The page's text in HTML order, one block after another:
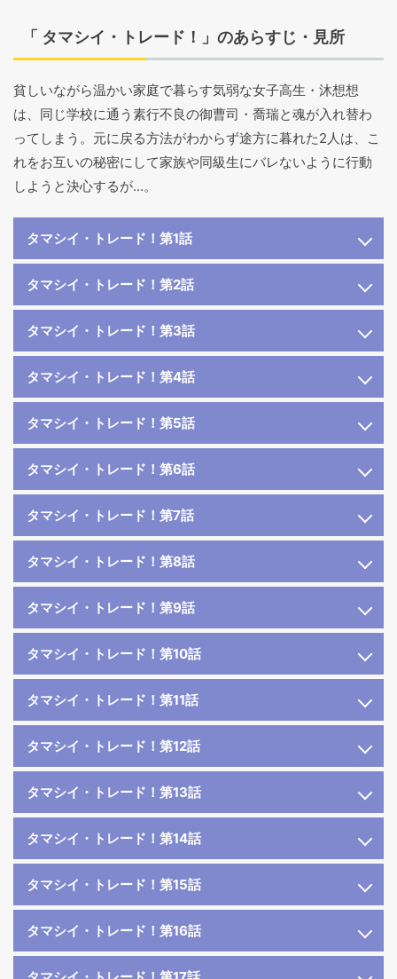
「 タマシイ・トレード！」のあらすじ・見所
貧しいながら温かい家庭で暮らす気弱な女子高生・沐想想
は、同じ学校に通う素行不良の御曹司・喬瑞と魂が入れ替わ
ってしまう。元に戻る方法がわからず途方に暮れた2人は、こ
れをお互いの秘密にして家族や同級生にバレないように行動
しようと決心するが…。
タマシイ・トレード！第1話
タマシイ・トレード！第2話
タマシイ・トレード！第3話
タマシイ・トレード！第4話
タマシイ・トレード！第5話
タマシイ・トレード！第6話
タマシイ・トレード！第7話
タマシイ・トレード！第8話
タマシイ・トレード！第9話
タマシイ・トレード！第10話
タマシイ・トレード！第11話
タマシイ・トレード！第12話
タマシイ・トレード！第13話
タマシイ・トレード！第14話
タマシイ・トレード！第15話
タマシイ・トレード！第16話